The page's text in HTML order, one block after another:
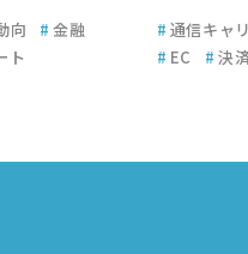
向 # 金融
ト
# 通信キャ
# EC # 決